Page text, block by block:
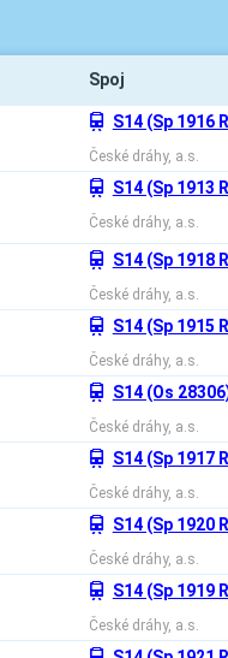
Spoj
û S14 (Sp 1916
České dráhy, a.s.
û S14 (Sp 1913
České dráhy, a.s.
û S14 (Sp 1918
České dráhy, a.s.
û S14 (Sp 1915
České dráhy, a.s.
û S14 (Os
České dráhy, a.s.
û S14 (Sp 1917
České dráhy, a.s.
û S14 (Sp 1920
České dráhy, a.s.
û S14 (Sp 1919
České dráhy, a.s.